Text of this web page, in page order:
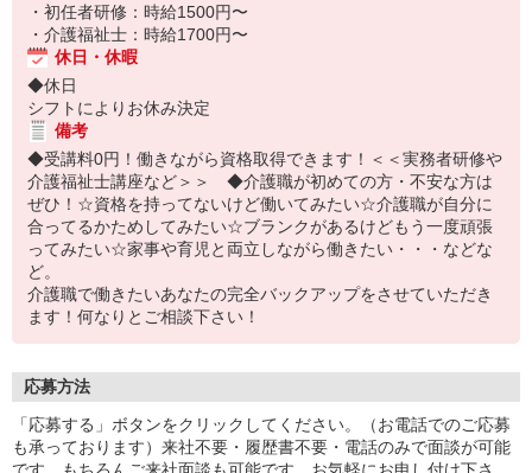
・初任者研修：時給1500円〜
・介護福祉士：時給1700円〜
休日・休暇
◆休日
シフトによりお休み決定
備考
◆受講料0円！働きながら資格取得できます！＜＜実務者研修や
介護福祉士講座など＞＞ ◆介護職が初めての方・不安な方は
ぜひ！☆資格を持ってないけど働いてみたい☆介護職が自分に
合ってるかためしてみたい☆ブランクがあるけどもう一度頑張
ってみたい☆家事や育児と両立しながら働きたい・・・などな
ど。
介護職で働きたいあなたの完全バックアップをさせていただき
ます！何なりとご相談下さい！
応募方法
「応募する」ボタンをクリックしてください。（お電話でのご応募
も承っております）来社不要・履歴書不要・電話のみで面談が可能